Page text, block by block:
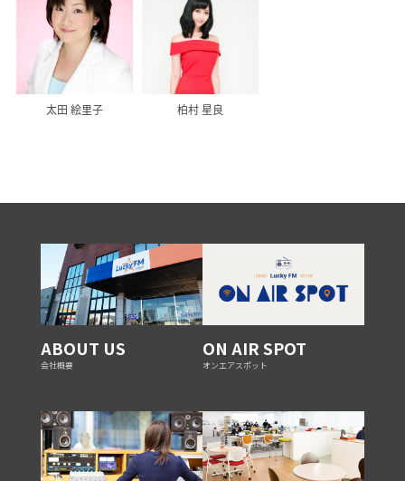
太田 絵里子 柏村 星良
ABOUT US
会社概要
ON AIR SPOT
オンエアスポット